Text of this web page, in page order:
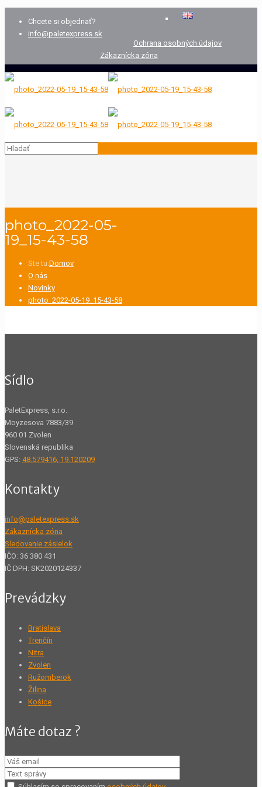
Chcete si objednať?
info@paletexpress.sk
Ochrana osobných údajov
Zákaznícka zóna
photo_2022-05-
19_15-43-58
Ste tu:Domov
O nás
Novinky
photo_2022-05-19_15-43-58
Sídlo
PaletExpress, s.r.o.
Moyzesova 7883/39
960 01 Zvolen
Slovenská republika
GPS: 48.579416, 19.120209
Kontakty
info@paletexpress.sk
Zákaznícka zóna
Sledovanie zásielok
IČO: 36 380 431
IČ DPH: SK2020124337
Prevádzky
Bratislava
Trenčín
Nitra
Zvolen
Ružomberok
Žilina
Košice
Máte dotaz ?